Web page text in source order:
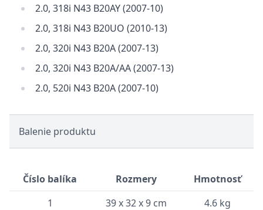
2.0, 318i N43 B20AY (2007-10)
2.0, 318i N43 B20UO (2010-13)
2.0, 320i N43 B20A (2007-13)
2.0, 320i N43 B20A/AA (2007-13)
2.0, 520i N43 B20A (2007-10)
Balenie produktu
Číslo balíka Rozmery
Hmotnosť
1
39 x 32 x 9 cm 4.6 kg